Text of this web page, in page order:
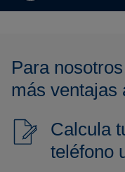
Para
más ventajas
Calcula
teléfono